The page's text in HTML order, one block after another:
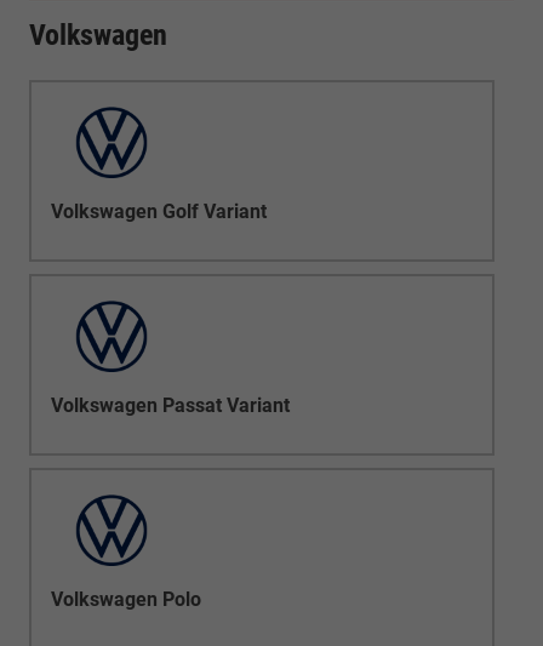
Volkswagen
Volkswagen Golf Variant
Volkswagen Passat Variant
Volkswagen Polo